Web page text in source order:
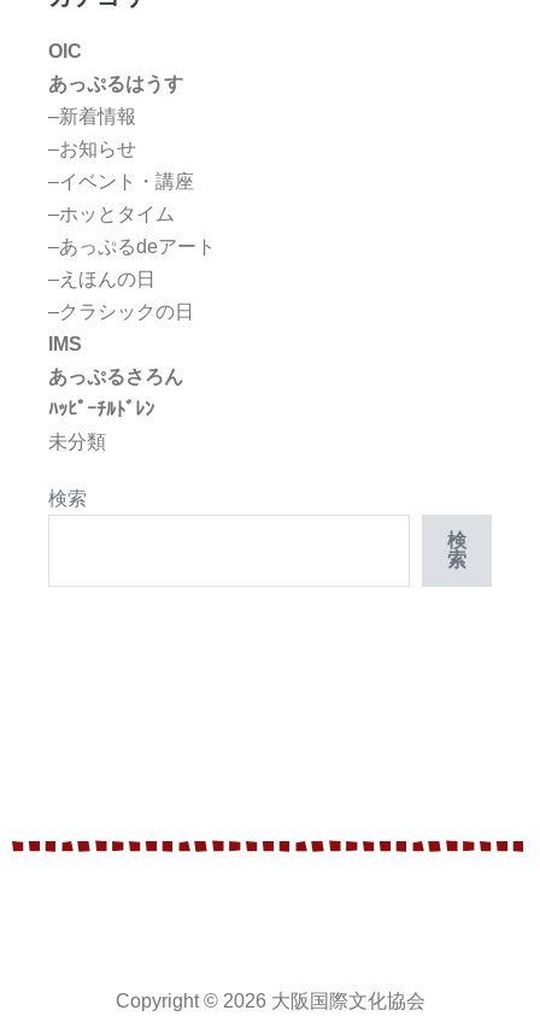
OIC
あっぷるはうす
–新着情報
–お知らせ
–イベント・講座
–ホッとタイム
–あっぷるdeアート
–えほんの日
–クラシックの日
IMS
あっぷるさろん
ﾊｯﾋﾟｰﾁﾙﾄﾞﾚﾝ
未分類
検索
検
索
Copyright © 2026 大阪国際文化協会